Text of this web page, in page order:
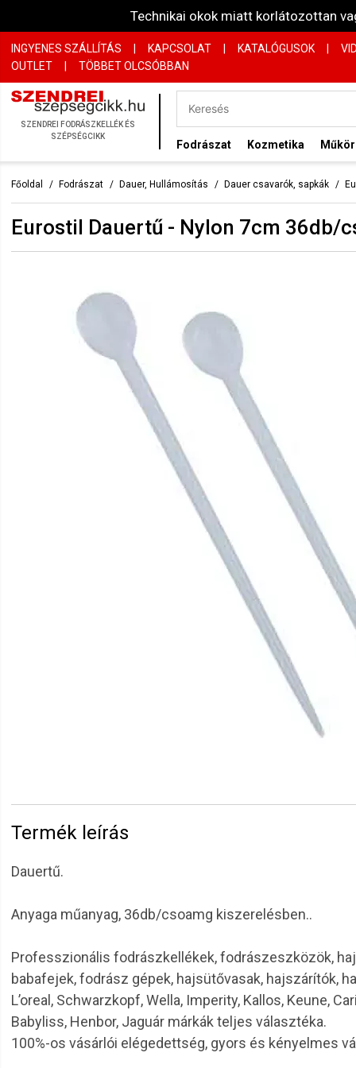
Technikai okok miatt korlátozottan
INGYENES SZÁLLÍTÁS KAPCSOLAT KATALÓGUSOK
OUTLET
| TÖBBET OLCSÓBBAN
SZENDREI FODRÁSZKELLÉK ÉS
SZÉPSÉGCIKK
Fodrászat Kozmetika
Főoldal Fodrászat Dauer, Hullámosítás Dauer csavarók, sapkák
Eurostil Dauertű - Nylon 7cm 36db/
Termék leírás
Dauertű.
Anyaga műanyag, 36db/csoamg kiszerelésben..
Professzionális fodrászkellékek, fodrászeszközök,
babafejek, fodrász gépek, hajsütővasak, hajszárítók,
L’oreal, Schwarzkopf, Wella, Imperity, Kallos, Keune,
Babyliss, Henbor, Jaguár márkák teljes választéka.
100%-os vásárlói elégedettség, gyors és kényelmes